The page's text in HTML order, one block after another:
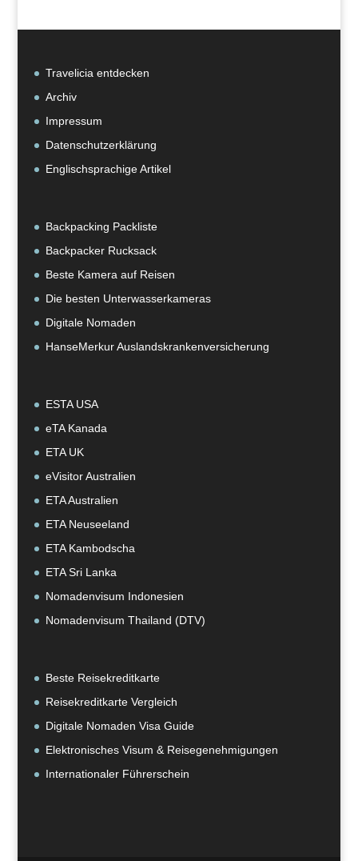
Travelicia entdecken
Archiv
Impressum
Datenschutzerklärung
Englischsprachige Artikel
Backpacking Packliste
Backpacker Rucksack
Beste Kamera auf Reisen
Die besten Unterwasserkameras
Digitale Nomaden
HanseMerkur Auslandskrankenversicherung
ESTA USA
eTA Kanada
ETA UK
eVisitor Australien
ETA Australien
ETA Neuseeland
ETA Kambodscha
ETA Sri Lanka
Nomadenvisum Indonesien
Nomadenvisum Thailand (DTV)
Beste Reisekreditkarte
Reisekreditkarte Vergleich
Digitale Nomaden Visa Guide
Elektronisches Visum & Reisegenehmigungen
Internationaler Führerschein